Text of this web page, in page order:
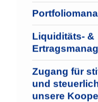
Liquiditäts- &
Zugang für
und
unsere